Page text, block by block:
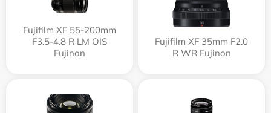
Fujifilm XF 55-200mm
F3.5-4.8 R LM OIS
Fujinon
Fujifilm XF 35mm F2.0
R WR Fujinon